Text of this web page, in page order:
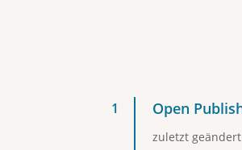
Open
zuletzt